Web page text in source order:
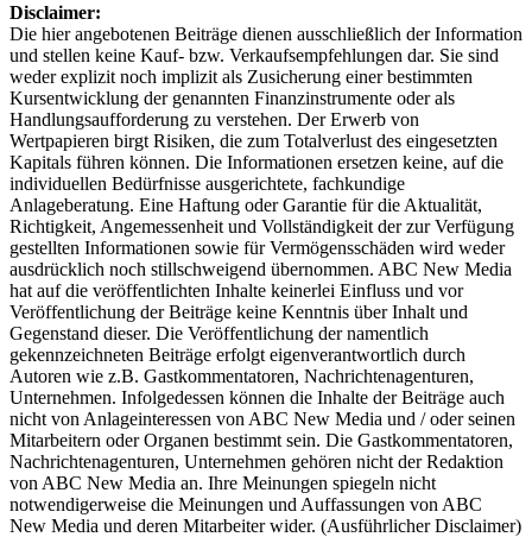
Disclaimer:
Die hier angebotenen Beiträge dienen ausschließlich der Information
und stellen keine Kauf- bzw. Verkaufsempfehlungen dar. Sie sind
weder explizit noch implizit als Zusicherung einer bestimmten
Kursentwicklung der genannten Finanzinstrumente oder als
Handlungsaufforderung zu verstehen. Der Erwerb von
Wertpapieren birgt Risiken, die zum Totalverlust des eingesetzten
Kapitals führen können. Die Informationen ersetzen keine, auf die
individuellen Bedürfnisse ausgerichtete, fachkundige
Anlageberatung. Eine Haftung oder Garantie für die Aktualität,
Richtigkeit, Angemessenheit und Vollständigkeit der zur Verfügung
gestellten Informationen sowie für Vermögensschäden wird weder
ausdrücklich noch stillschweigend übernommen. ABC New Media
hat auf die veröffentlichten Inhalte keinerlei Einfluss und vor
Veröffentlichung der Beiträge keine Kenntnis über Inhalt und
Gegenstand dieser. Die Veröffentlichung der namentlich
gekennzeichneten Beiträge erfolgt eigenverantwortlich durch
Autoren wie z.B. Gastkommentatoren, Nachrichtenagenturen,
Unternehmen. Infolgedessen können die Inhalte der Beiträge auch
nicht von Anlageinteressen von ABC New Media und / oder seinen
Mitarbeitern oder Organen bestimmt sein. Die Gastkommentatoren,
Nachrichtenagenturen, Unternehmen gehören nicht der Redaktion
von ABC New Media an. Ihre Meinungen spiegeln nicht
notwendigerweise die Meinungen und Auffassungen von ABC
New Media und deren Mitarbeiter wider. (Ausführlicher Disclaimer)